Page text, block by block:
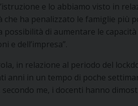
e lo abbiamo visto in
ha penalizzato le famiglie più
possibilità di aumentare le
e dell’impresa”.
in relazione al periodo del
anni in un tempo di poche
me, i docenti hanno